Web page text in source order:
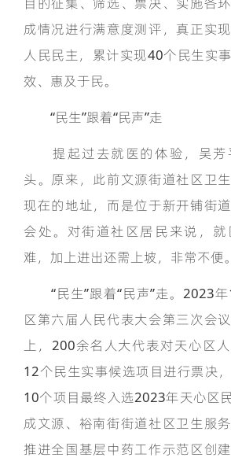
成情况进行满意度测评，真正实
人民民主，累计实现40个民生实
效、惠及于民。
“民生”跟着“民声”走
提起过去就医的体验，吴芳
头。原来，此前文源街道社区卫
现在的地址，而是位于新开铺街
会处。对街道社区居民来说，
难，加上进出还需上坡，非常不便。
“民生”跟着“民声”走。2023年
区第六届人民代表大会第三次会
上，200余名人大代表对天心区
12个民生实事候选项目进行票决
10个项目最终入选2023年天心区
成文源、裕南街街道社区卫生服务
推进全国基层中药工作示范区创